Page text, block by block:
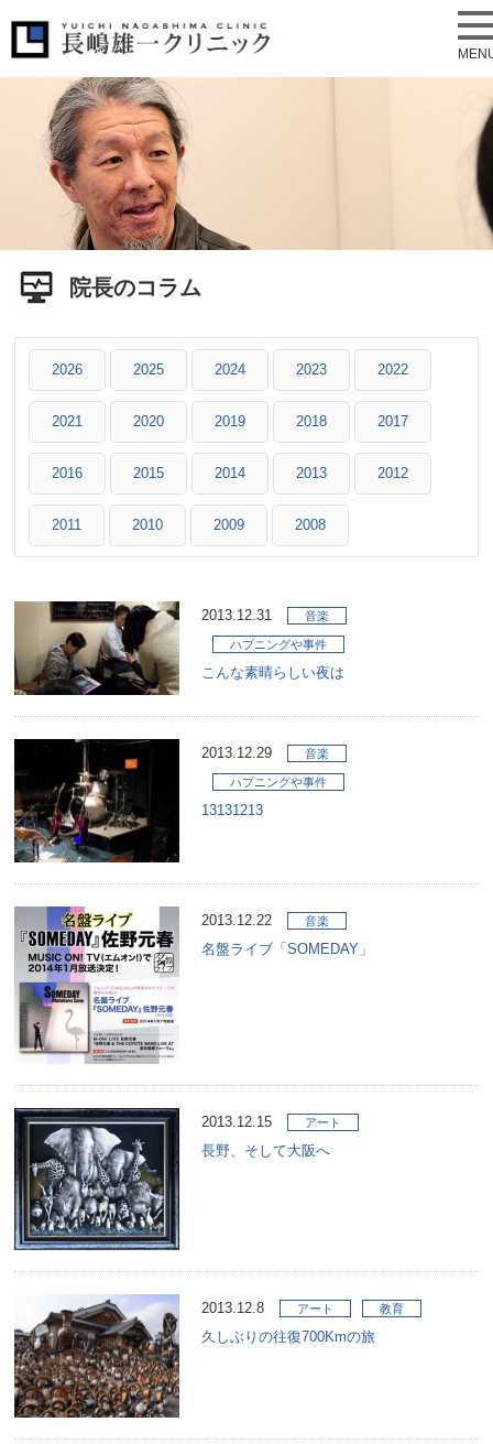
院長のコラム
2026 2025 2024 2023 2022
2021 2020 2019 2018 2017
2016 2015 2014 2013 2012
2011 2010 2009 2008
2013.12.31 音楽
ハプニングや事件
こんな素晴らしい夜は
2013.12.29 音楽
ハプニングや事件
13131213
2013.12.22 音楽
名盤ライブ「SOMEDAY」
2013.12.15 アート
長野、そして大阪へ
2013.12.8 アート 教育
久しぶりの往復700Kmの旅